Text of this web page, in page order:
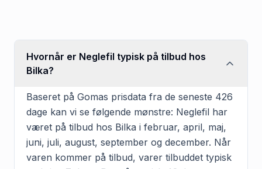
Hvornår er Neglefil typisk på tilbud hos
Bilka?
Baseret på Gomas prisdata fra de seneste 426
dage kan vi se følgende mønstre: Neglefil har
været på tilbud hos Bilka i februar, april, maj,
juni, juli, august, september og december. Når
varen kommer på tilbud, varer tilbuddet typisk